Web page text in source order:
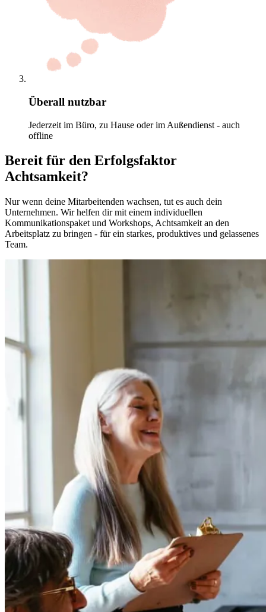
Überall nutzbar
Jederzeit im Büro, zu Hause oder im Außendienst - auch
offline
Bereit für den Erfolgsfaktor
Achtsamkeit?
Nur wenn deine Mitarbeitenden wachsen, tut es auch dein
Unternehmen. Wir helfen dir mit einem individuellen
Kommunikationspaket und Workshops, Achtsamkeit an den
Arbeitsplatz zu bringen - für ein starkes, produktives und gelassenes
Team.